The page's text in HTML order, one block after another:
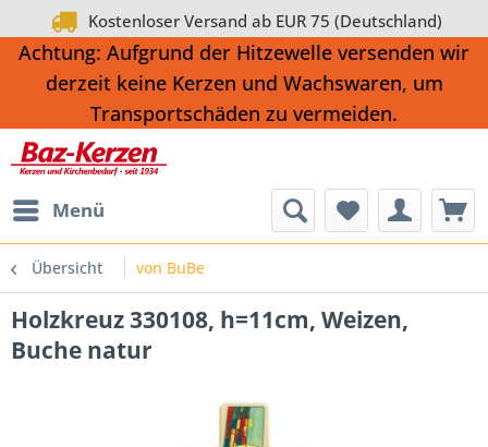
Kostenloser Versand ab EUR 75 (Deutschland)
Achtung: Aufgrund der Hitzewelle versenden wir
derzeit keine Kerzen und Wachswaren, um
Transportschäden zu vermeiden.
Menü
Übersicht von BuBe
Holzkreuz 330108, h=11cm, Weizen,
Buche natur